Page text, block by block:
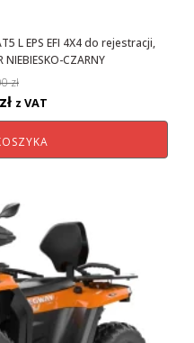
L EPS EFI 4X4 do rejestracji,
CZARNY
zł
złAktualna
cena
wynosi:
z VAT